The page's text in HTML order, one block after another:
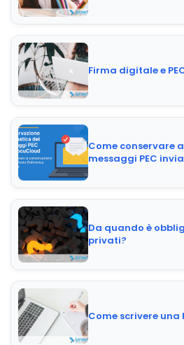
Firma digitale e
Come conservare
messaggi PEC
Da quando è
privati?
Come scrivere una